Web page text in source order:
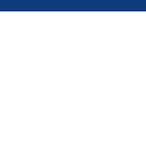
CZĘSTOTLIWOŚCI